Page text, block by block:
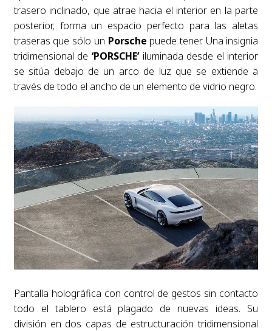
trasero inclinado, que atrae hacia el interior en la parte
posterior, forma un espacio perfecto para las aletas
traseras que sólo un Porsche puede tener. Una insignia
tridimensional de ‘PORSCHE’iluminada desde el interior
se sitúa debajo de un arco de luz que se extiende a
través de todo el ancho de un elemento de vidrio negro.
Pantalla holográfica con control de gestos sin contacto
todo el tablero está plagado de nuevas ideas. Su
división en dos capas de estructuración tridimensional